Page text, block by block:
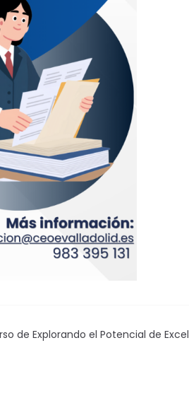
de Explorando el Potencial de Excel